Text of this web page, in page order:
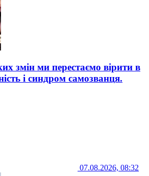
змін ми перестаємо вірити в
і синдром самозванця.
07.08.2026, 08:32